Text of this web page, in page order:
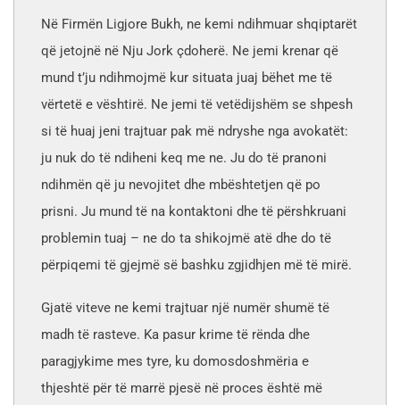
Në Firmën Ligjore Bukh, ne kemi ndihmuar shqiptarët
që jetojnë në Nju Jork çdoherë. Ne jemi krenar që
mund t’ju ndihmojmë kur situata juaj bëhet me të
vërtetë e vështirë. Ne jemi të vetëdijshëm se shpesh
si të huaj jeni trajtuar pak më ndryshe nga avokatët:
ju nuk do të ndiheni keq me ne. Ju do të pranoni
ndihmën që ju nevojitet dhe mbështetjen që po
prisni. Ju mund të na kontaktoni dhe të përshkruani
problemin tuaj – ne do ta shikojmë atë dhe do të
përpiqemi të gjejmë së bashku zgjidhjen më të mirë.
Gjatë viteve ne kemi trajtuar një numër shumë të
madh të rasteve. Ka pasur krime të rënda dhe
paragjykime mes tyre, ku domosdoshmëria e
thjeshtë për të marrë pjesë në proces është më